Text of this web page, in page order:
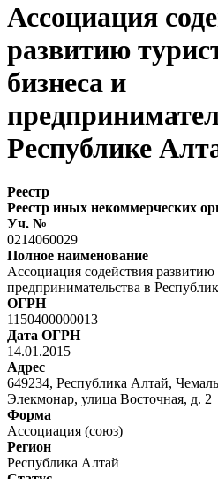
Ассоциация
развитию
бизнеса и
Республике
Реестр
Реестр иных некоммерческих
Уч. №
0214060029
Полное наименование
Ассоциация содействия развитию
предпринимательства в
ОГРН
1150400000013
Дата ОГРН
14.01.2015
Адрес
649234, Республика Алтай,
Элекмонар, улица Восточная, д. 2
Форма
Ассоциация (союз)
Регион
Республика Алтай